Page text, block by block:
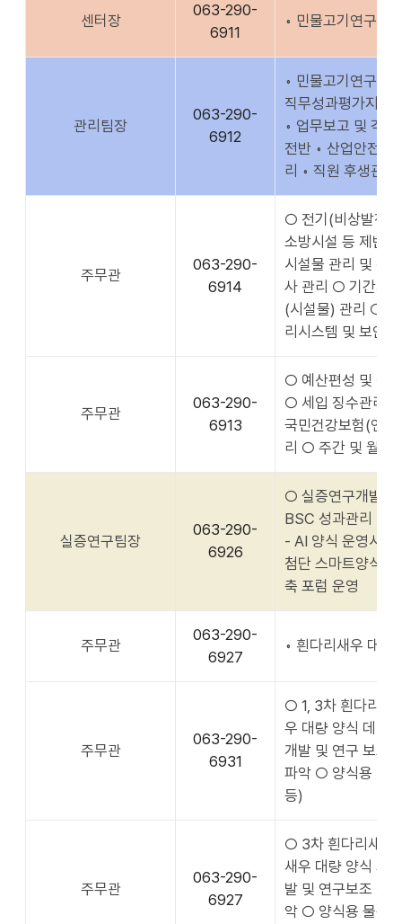
센터장
063-290-
6911
◦ 민물고기연구센
관리팀장
063-290-
6912
◦ 민물고기연구센
직무성과평가지원
◦ 업무보고 및 각
전반 ◦ 산업안전관
리 ◦ 직원 후생관리
주무관
063-290-
6914
○ 전기(비상발전기
소방시설 등 제반
시설물 관리 및 위
사 관리 ○ 기간제
(시설물) 관리 ○
리시스템 및 보안
주무관
063-290-
6913
○ 예산편성 및 집
○ 세입 징수관리
국민건강보험(연
리 ○ 주간 및 월간
실증연구팀장
063-290-
6926
○ 실증연구개발
BSC 성과관리 ○
- AI 양식 운영시
첨단 스마트양식
축 포럼 운영
주무관
063-290-
6927
◦ 흰다리새우 대량
주무관
063-290-
6931
○ 1, 3차 흰다리새
우 대량 양식 데이
개발 및 연구 보조
파악 ○ 양식용 약
등)
주무관
063-290-
6927
○ 3차 흰다리새우
새우 대량 양식 기
발 및 연구보조 ○
악 ○ 양식용 물품(